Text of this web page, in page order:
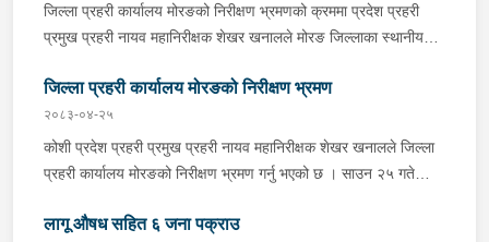
जिल्ला प्रहरी कार्यालय मोरङको निरीक्षण भ्रमणको क्रममा प्रदेश प्रहरी
प्रमुख प्रहरी नायव महानिरीक्षक शेखर खनालले मोरङ जिल्लाका स्थानीय
छ । अन्तरक्रियाका क्रममा स्थानीय नागरिकहरु तथा पूर्व प्रहरी
कर्मचारीहरुले जिल्लाको शान्ति–सुरक्षा, ट्राफिक व्यवस्थापन, अपराध
नियन्त्रण, प्रहरीको सेवा प्रवाह तथा समुदायसँग प्रहरीको सम्बन्धका विषयमा
आफ्ना धारणा र सुझाव राख्नु भएको थियो । प्रदेश प्रहरी प्रमुख खनालले
हुनुका साथै नागरिकका वास्तविक समस्या तथा अपेक्षा बुझ्न सहयोग पुग्ने
जिल्ला प्रहरी कार्यालय मोरङको निरीक्षण भ्रमण
२०८३-०४-२५
कोशी प्रदेश प्रहरी प्रमुख प्रहरी नायव महानिरीक्षक शेखर खनालले जिल्ला
प्रहरी कार्यालय मोरङको निरीक्षण भ्रमण गर्नु भएको छ । साउन २५ गते
गर्नुका साथै जिल्ला प्रहरी कार्यालय तथा मातहत कार्यालयहरु समेतबाट
लागू औषध सहित ६ जना पक्राउ